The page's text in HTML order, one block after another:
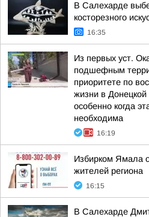
В Салехарде
косторезного
16:35
Из первых уст.
подшефным
приоритете по
жизни в
особенно когда
необходима
16:19
Избирком Ямала
жителей региона
16:15
В Салехарде